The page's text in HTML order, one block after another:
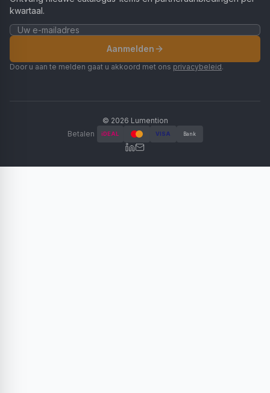
kwartaal.
Aanmelden
Door u aan te melden gaat u akkoord met ons privacybeleid.
© 2026 Lumention
Betalen
iDEAL VISA Bank